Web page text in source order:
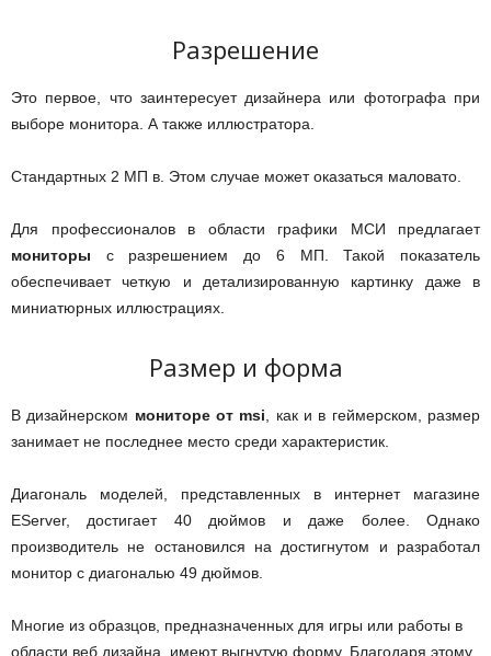
Разрешение
Это первое, что заинтересует дизайнера или фотографа при
выборе монитора. А также иллюстратора.
Стандартных 2 МП в. Этом случае может оказаться маловато.
Для профессионалов в области графики МСИ предлагает
мониторы с разрешением до 6 МП. Такой показатель
обеспечивает четкую и детализированную картинку даже в
миниатюрных иллюстрациях.
Размер и форма
В дизайнерском мониторе от msi , как и в геймерском, размер
занимает не последнее место среди характеристик.
Диагональ моделей, представленных в интернет магазине
EServer, достигает 40 дюймов и даже более. Однако
производитель не остановился на достигнутом и разработал
монитор с диагональю 49 дюймов.
Многие из образцов, предназначенных для игры или работы в
области веб дизайна, имеют выгнутую форму. Благодаря этому